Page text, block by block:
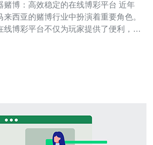
博：高效稳定的在线博彩平台 近年
西亚的赌博行业中扮演着重要角色。
线博彩平台不仅为玩家提供了便利，也
博彩行业的影响。 1. 高效性 云服